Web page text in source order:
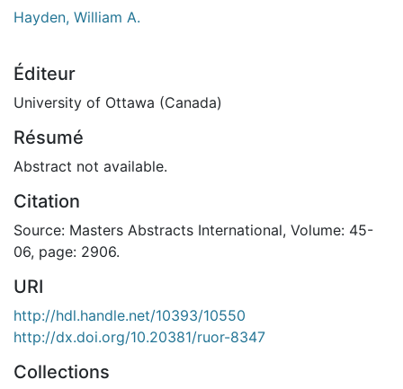
Hayden, William A.
Éditeur
University of Ottawa (Canada)
Résumé
Abstract not available.
Citation
Source: Masters Abstracts International, Volume: 45-
06, page: 2906.
URI
http://hdl.handle.net/10393/10550
http://dx.doi.org/10.20381/ruor-8347
Collections